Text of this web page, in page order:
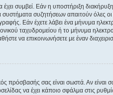
συμβεί. Εάν η υποστήριξη
συζητήσεων απαιτούν όλες οι
Εάν έχετε λάβει ένα μήνυμα
ταχυδρομείου ή το μήνυμα
να επικοινωνήσετε με έναν
πρόσβασής σας είναι σωστά. Αν είναι
να έχει κάποιο σφάλμα στις